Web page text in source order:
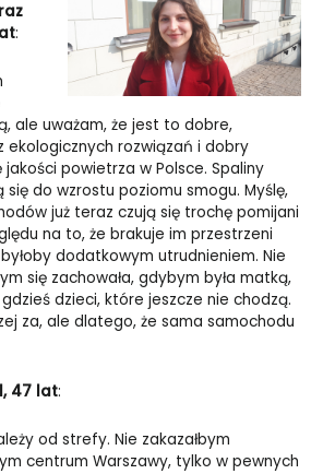
:
ale uważam, że jest to dobre,
ekologicznych rozwiązań i dobry
jakości powietrza w Polsce. Spaliny
do wzrostu poziomu smogu. Myślę,
już teraz czują się trochę pomijani
na to, że brakuje im przestrzeni
dodatkowym utrudnieniem. Nie
się zachowała, gdybym była matką,
dzieci, które jeszcze nie chodzą.
za, ale dlatego, że sama samochodu
47 lat:
od strefy. Nie zakazałbym
centrum Warszawy, tylko w pewnych